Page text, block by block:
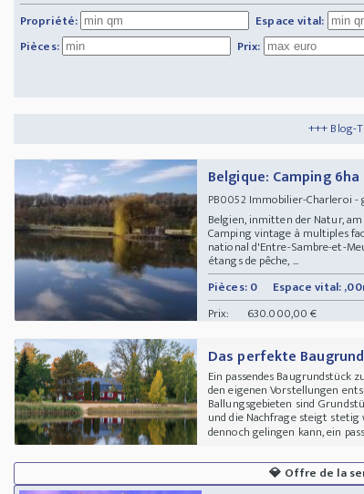
Propriété:
Espace vital:
Pièces:
Prix:
+++ Blog-Ticker: +++Tipps
Belgique: Camping
PB0052Immobilier-Charleroi -
Belgien, inmitten der Natur,
Camping vintage à multiples
national d'Entre-Sambre-et-
étangs de pêche, ...
Pièces: 0
Espace vital:
Prix:
630.000,00 €
Das perfekte
Ein passendes Baugrundstück
den eigenen Vorstellungen
Ballungsgebieten sind
und die Nachfrage steigt
dennoch gelingen kann, ein
💎 Offre de la